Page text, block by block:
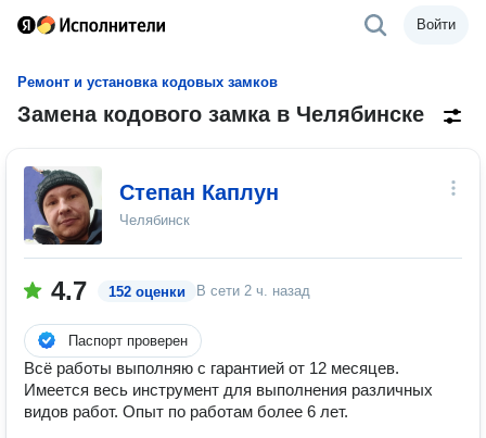
Войти
Ремонт и установка кодовых замков
Замена кодового замка в Челябинске
Степан Каплун
Челябинск
4.7 152 оценки В сети 2 ч. назад
Паспорт проверен
Всё работы выполняю с гарантией от 12 месяцев.
Имеется весь инструмент для выполнения различных
видов работ. Опыт по работам более 6 лет.